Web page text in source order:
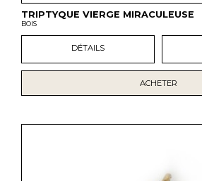
TRIPTYQUE VIERGE MIRACULEUSE
BOIS
DÉTAILS
ACHETER